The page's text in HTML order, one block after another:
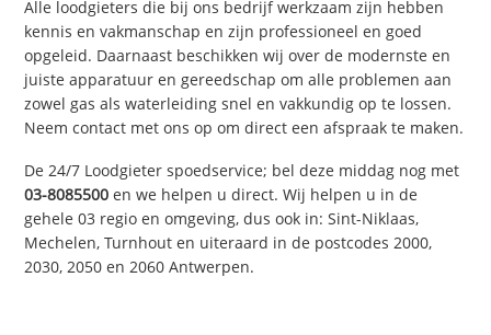
Alle loodgieters die bij ons bedrijf werkzaam zijn hebben
kennis en vakmanschap en zijn professioneel en goed
opgeleid. Daarnaast beschikken wij over de modernste en
juiste apparatuur en gereedschap om alle problemen aan
zowel gas als waterleiding snel en vakkundig op te lossen.
Neem contact met ons op om direct een afspraak te maken.
De 24/7 Loodgieter spoedservice; bel deze middag nog met
03-8085500 en we helpen u direct. Wij helpen u in de
gehele 03 regio en omgeving, dus ook in: Sint-Niklaas,
Mechelen, Turnhout en uiteraard in de postcodes 2000,
2030, 2050 en 2060 Antwerpen.